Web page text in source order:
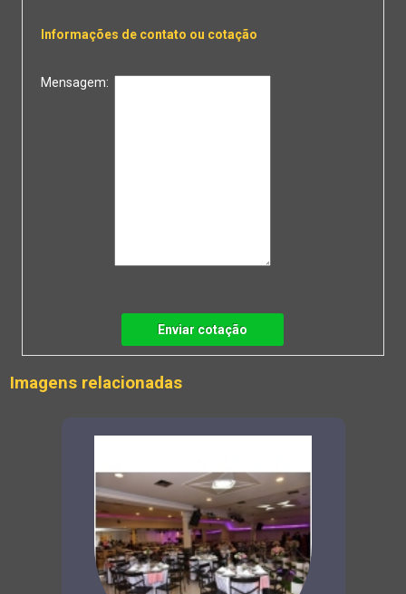
Informações de contato ou cotação
Mensagem:
Enviar cotação
Imagens relacionadas